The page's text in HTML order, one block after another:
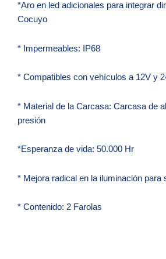
*Aro en led adicionales para integrar
Cocuyo
* Impermeables: IP68
* Compatibles con vehículos a 12V y
* Material de la Carcasa: Carcasa de
presión
*Esperanza de vida: 50.000 Hr
* Mejora radical en la iluminación para
* Contenido: 2 Farolas